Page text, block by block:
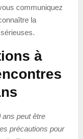
communiquez
la
à
ans peut être
précautions pour